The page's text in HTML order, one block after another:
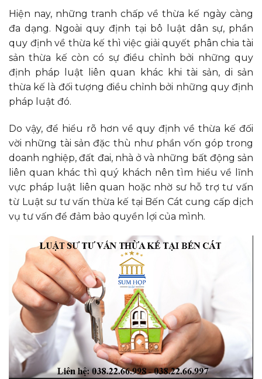
Hiện nay, những tranh chấp về thừa kế ngày càng
đa dạng. Ngoài quy định tại bô luật dân sự, phần
quy định về thừa kế thì việc giải quyết phân chia tài
sản thừa kế còn có sự điều chỉnh bởi những quy
định pháp luật liên quan khác khi tài sản, di sản
thừa kế là đối tượng điều chỉnh bởi những quy định
pháp luật đó.
Do vậy, để hiểu rõ hơn về quy định về thừa kế đối
vời những tài sản đặc thù như phần vốn góp trong
doanh nghiệp, đất đai, nhà ở và những bất động sản
liên quan khác thì quý khách nên tìm hiểu về lĩnh
vực pháp luật liên quan hoặc nhờ sư hỗ trợ tư vấn
từ Luật sư tư vấn thừa kế tại Bến Cát cung cấp dịch
vụ tư vấn để đảm bảo quyền lợi của mình.